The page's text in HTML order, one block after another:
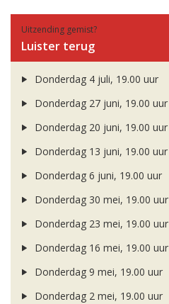
Uitzending gemist?
Luister terug
Donderdag 4 juli, 19.00 uur
Donderdag 27 juni, 19.00 uur
Donderdag 20 juni, 19.00 uur
Donderdag 13 juni, 19.00 uur
Donderdag 6 juni, 19.00 uur
Donderdag 30 mei, 19.00 uur
Donderdag 23 mei, 19.00 uur
Donderdag 16 mei, 19.00 uur
Donderdag 9 mei, 19.00 uur
Donderdag 2 mei, 19.00 uur